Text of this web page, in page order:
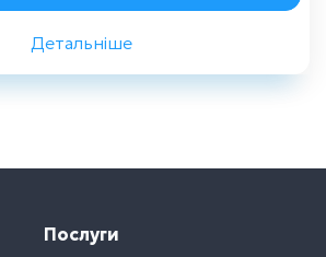
Детальніше
Назад
Послуги